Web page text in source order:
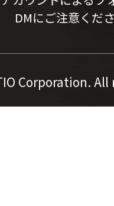
DMにご注意くだ
Corporation.